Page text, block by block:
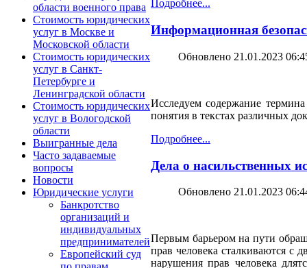
области военного права
Стоимость юридических
услуг в Москве и
Московской области
Стоимость юридических
услуг в Санкт-
Петербурге и
Ленинградской области
Стоимость юридических
услуг в Вологодской
области
Выигранные дела
Часто задаваемые
вопросы
Новости
Юридические услуги
Банкротство
организаций и
индивидуальных
предпринимателей
Европейский суд
Подробнее...
Информационная
Обновлено 21.01.2023
Исследуем содержание
понятия в текстах различных
Подробнее...
Дела о насильственных
Обновлено 21.01.2023
Первым барьером на пути
прав человека сталкиваются
нарушения прав человека